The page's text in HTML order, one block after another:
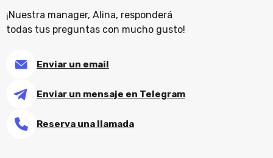
¡Nuestra manager, Alina, responderá
todas tus preguntas con mucho gusto!
Enviar un email
Enviar un mensaje en Telegram
Reserva una llamada